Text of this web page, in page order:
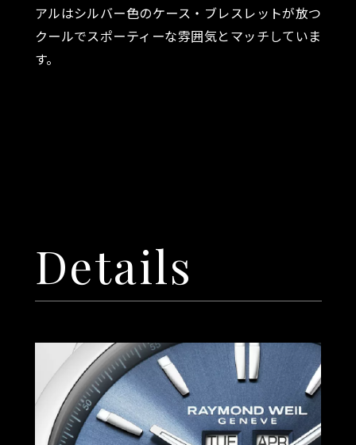
アルはシルバー色のケース・ブレスレットが放つ
クールでスポーティーな雰囲気とマッチしていま
す。
Details